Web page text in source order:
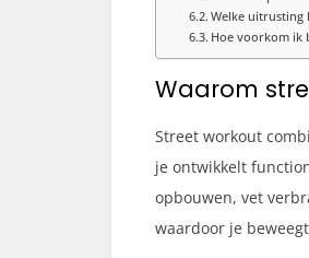
Welke uitrusting
Hoe voorkom ik
Waarom
Street workout
je ontwikkelt
opbouwen, vet
waardoor je